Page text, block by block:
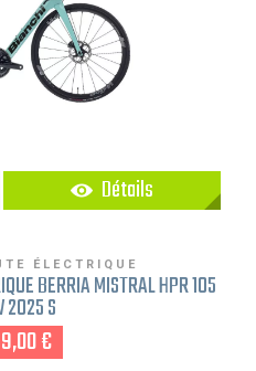
Détails
ÉLECTRIQUE
BERRIA MISTRAL HPR 105
S
€